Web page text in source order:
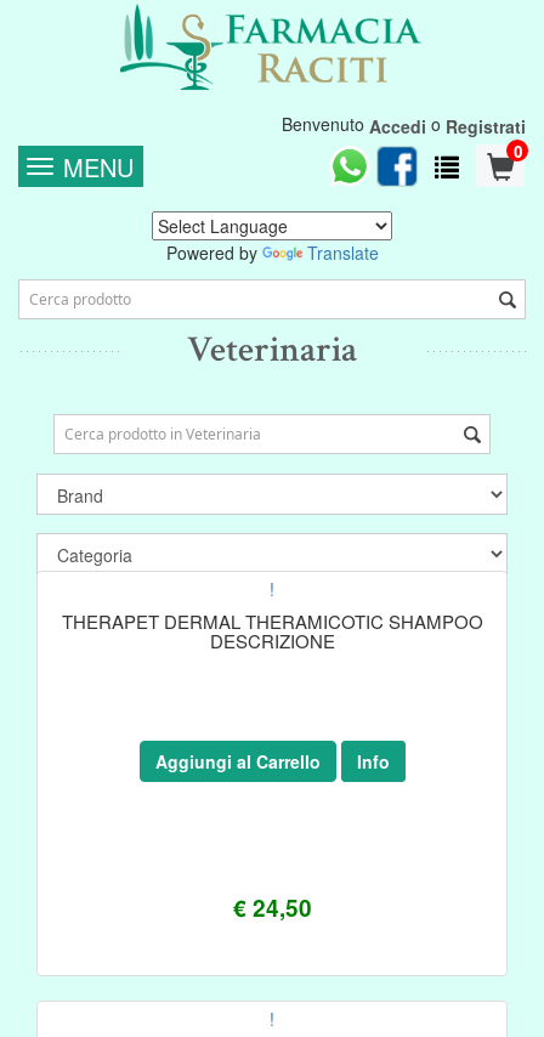
Benvenuto Accedi o Registrati
0
MENU
Powered by Translate
Veterinaria
!
THERAPET DERMAL THERAMICOTIC SHAMPOO
DESCRIZIONE
€ 24,50
Aggiungi al Carrello Info
!